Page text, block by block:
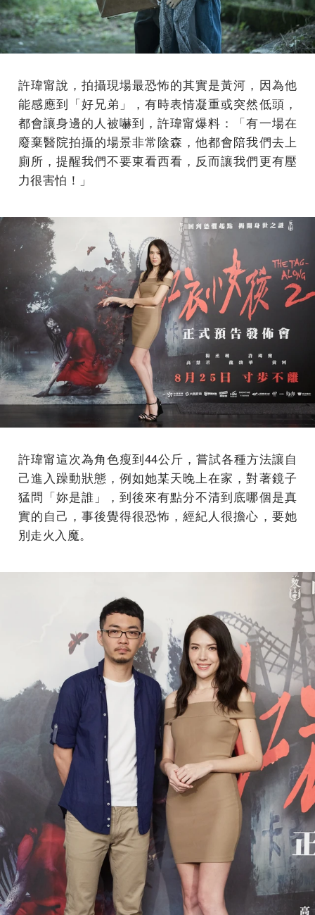
許瑋甯說，拍攝現場最恐怖的其實是黃河，因為他
能感應到「好兄弟」，有時表情凝重或突然低頭，
都會讓身邊的人被嚇到，許瑋甯爆料：「有一場在
廢棄醫院拍攝的場景非常陰森，他都會陪我們去上
廁所，提醒我們不要東看西看，反而讓我們更有壓
力很害怕！」
許瑋甯這次為角色瘦到44公斤，嘗試各種方法讓自
己進入躁動狀態，例如她某天晚上在家，對著鏡子
猛問「妳是誰」，到後來有點分不清到底哪個是真
實的自己，事後覺得很恐怖，經紀人很擔心，要她
別走火入魔。